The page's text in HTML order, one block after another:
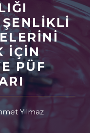
İÇIN
PÜF
Yılmaz